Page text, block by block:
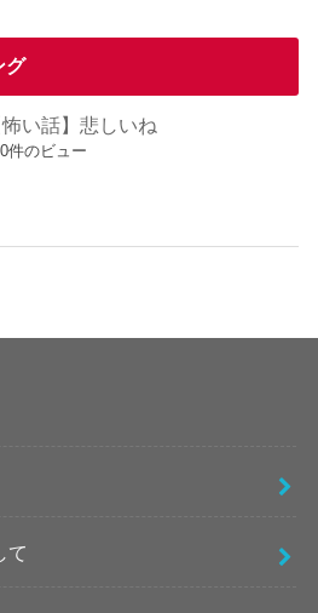
グ
怖い話】悲しいね
件のビュー
て